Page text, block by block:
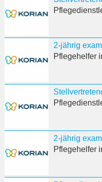
2-jährig
Pflegehelfer
2-jährig
Pflegehelfer